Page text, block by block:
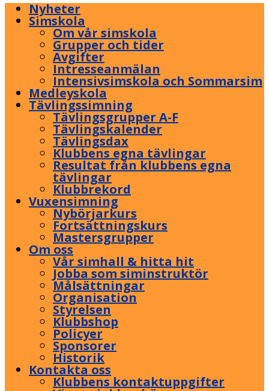
Nyheter
Simskola
Om vår simskola
Grupper och tider
Avgifter
Intresseanmälan
Intensivsimskola och Sommarsim
Medleyskola
Tävlingssimning
Tävlingsgrupper A-F
Tävlingskalender
Tävlingsdax
Klubbens egna tävlingar
Resultat från klubbens egna
tävlingar
Klubbrekord
Vuxensimning
Nybörjarkurs
Fortsättningskurs
Mastersgrupper
Om oss
Vår simhall & hitta hit
Jobba som siminstruktör
Målsättningar
Organisation
Styrelsen
Klubbshop
Policyer
Sponsorer
Historik
Kontakta oss
Klubbens kontaktuppgifter